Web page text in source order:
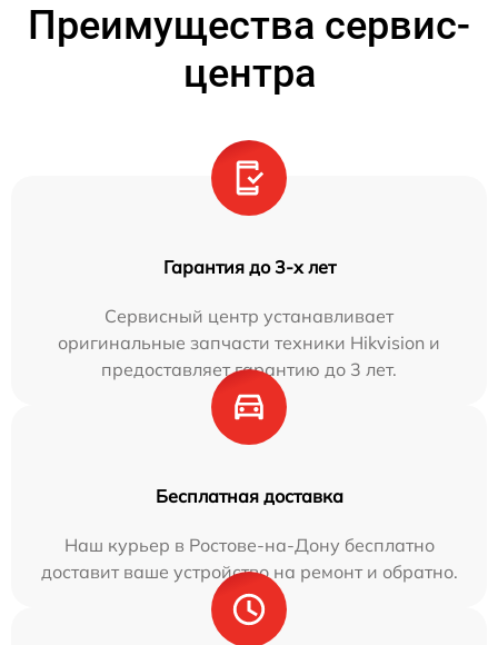
Преимущества сервис-
центра
Гарантия до 3-х лет
Сервисный центр устанавливает
оригинальные запчасти техники Hikvision и
предоставляет гарантию до 3 лет.
Бесплатная доставка
Наш курьер в Ростове-на-Дону бесплатно
доставит ваше устройство на ремонт и обратно.